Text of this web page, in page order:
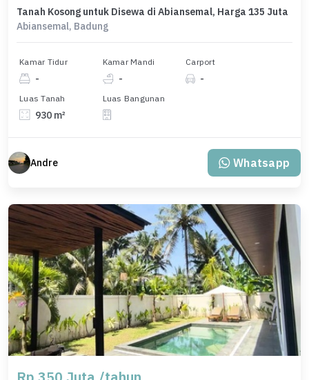
Tanah Kosong untuk Disewa di Abiansemal, Harga 135 Juta
Abiansemal, Badung
Kamar Tidur
-
Kamar Mandi
-
Carport
-
Luas Tanah
930 m²
Luas Bangunan
Andre Whatsapp